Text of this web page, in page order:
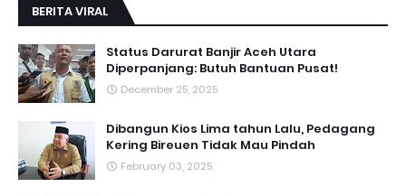
BERITA VIRAL
Status Darurat Banjir Aceh Utara
Diperpanjang: Butuh Bantuan Pusat!
December 25, 2025
Dibangun Kios Lima tahun Lalu, Pedagang
Kering Bireuen Tidak Mau Pindah
February 03, 2025